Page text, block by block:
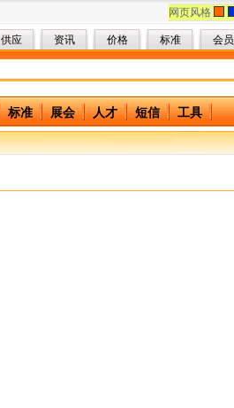
网页风格
供应 资讯 价格 标准 会员
标准 展会 人才 短信 工具